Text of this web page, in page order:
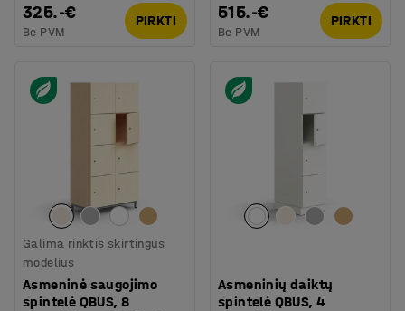
325.-€
Be PVM
PIRKTI 515.-€
Be PVM
PIRKTI
Galima rinktis skirtingus
modelius
Asmeninė saugojimo
spintelė QBUS, 8
Asmeninių daiktų
spintelė QBUS, 4